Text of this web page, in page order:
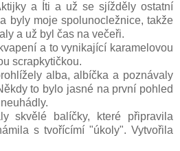
a Íti a už se sjížděly ostatní
byly moje spolunocležnice, takže
a už byl čas na večeři.
a to vynikající karamelovou
scrapkytičkou.
alba, albíčka a poznávaly
to bylo jasné na první pohled
skvělé balíčky, které připravila
s tvořícímí "úkoly". Vytvořila